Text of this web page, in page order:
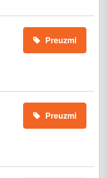
Preuzmi
Preuzmi